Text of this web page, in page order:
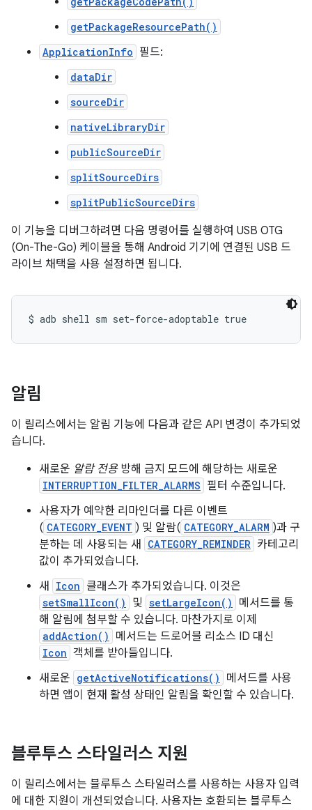
getPackageResourcePath()
ApplicationInfo 필드:
dataDir
sourceDir
nativeLibraryDir
publicSourceDir
splitSourceDirs
splitPublicSourceDirs
이 기능을 디버그하려면 다음 명령어를 실행하여 USB OTG
(On-The-Go) 케이블을 통해 Android 기기에 연결된 USB 드
라이브 채택을 사용 설정하면 됩니다.
알림
이 릴리스에서는 알림 기능에 다음과 같은 API 변경이 추가되었
습니다.
새로운 알람 전용방해 금지 모드에 해당하는 새로운
INTERRUPTION_FILTER_ALARMS 필터 수준입니다.
사용자가 예약한 리마인더를 다른 이벤트
( CATEGORY_EVENT ) 및 알람( CATEGORY_ALARM )과 구
분하는 데 사용되는 새
CATEGORY_REMINDER 카테고리
값이 추가되었습니다.
새
Icon 클래스가 추가되었습니다. 이것은
setSmallIcon() 및 setLargeIcon()
메서드를 통
해 알림에 첨부할 수 있습니다. 마찬가지로 이제
addAction() 메서드는 드로어블 리소스 ID 대신
Icon 객체를 받아들입니다.
새로운 getActiveNotifications()
메서드를 사용
하면 앱이 현재 활성 상태인 알림을 확인할 수 있습니다.
블루투스 스타일러스 지원
이 릴리스에서는 블루투스 스타일러스를 사용하는 사용자 입력
에 대한 지원이 개선되었습니다. 사용자는 호환되는 블루투스